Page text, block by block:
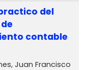
del
contable
Juan Francisco